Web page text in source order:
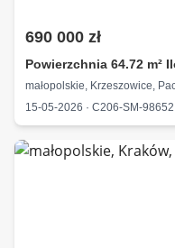
690 000 zł
Powierzchnia 64.72 m²
małopolskie, Krzeszowice,
15-05-2026 · C206-SM-98652